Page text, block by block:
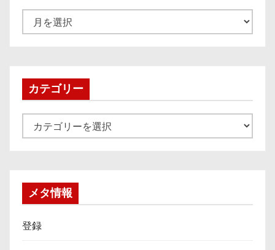
ー
ブカテゴリー
テ
メタ情報
登録